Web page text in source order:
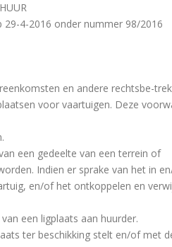
4-2016 onder nummer 98/2016
en andere rechtsbe-
voor vaartuigen. Deze
een gedeelte van een terrein of
Indien er sprake van het in
en/of het ontkoppelen en
een ligplaats aan huurder.
ter beschikking stelt en/of met